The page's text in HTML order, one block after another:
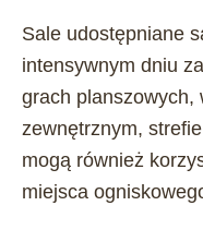
Sale udostępniane
intensywnym dniu
grach planszowych,
zewnętrznym,
mogą również
miejsca